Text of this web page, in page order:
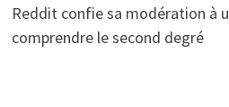
Reddit confie sa modération à
comprendre le second degré